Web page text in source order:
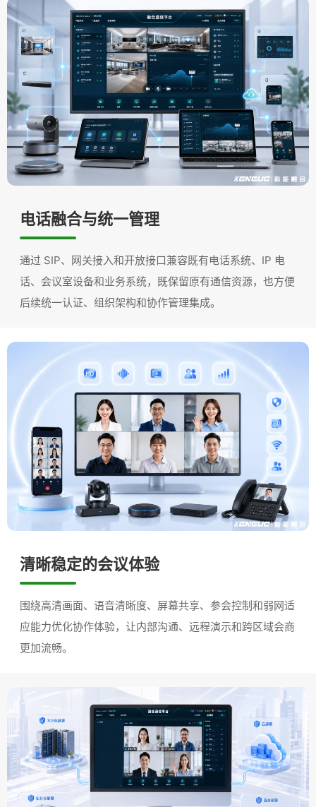
电话融合与统一管理
通过 SIP、网关接入和开放接口兼容既有电话系统、IP 电
话、会议室设备和业务系统，既保留原有通信资源，也方便
后续统一认证、组织架构和协作管理集成。
清晰稳定的会议体验
围绕高清画面、语音清晰度、屏幕共享、参会控制和弱网适
应能力优化协作体验，让内部沟通、远程演示和跨区域会商
更加流畅。